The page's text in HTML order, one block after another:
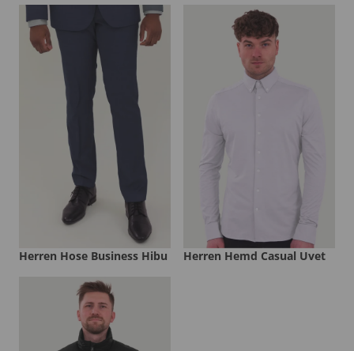
Herren Hose Business Hibu Herren Hemd Casual Uvet